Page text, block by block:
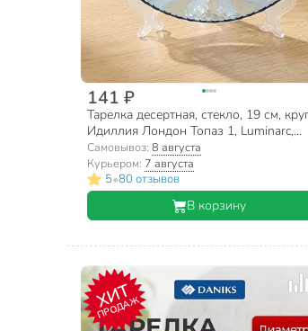
141 ₽
Тарелка десертная, стекло, 19 см,
Идиллия Лондон Топаз 1, Luminarc,
Q1315, синяя
Самовывоз: 8 августа
Курьером: 7 августа
5•80 отзывов
В корзину
ХИТ
ПРОДАЖ